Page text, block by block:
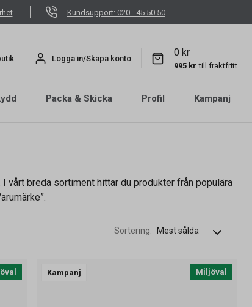
Kundsupport: 020 - 45 50 50
Logga in/Skapa konto
0 kr
995 kr till fraktfritt
Packa & Skicka Profil
Kampanj
vårt breda sortiment hittar du produkter från populära
Sortering:
Kampanj Miljöval